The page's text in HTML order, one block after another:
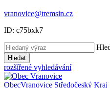
vranovice@tremsin.cz
ID: c75bxk7
Hledat
rozšířené vyhledávání
ObecVranovice Středočeský Kraj